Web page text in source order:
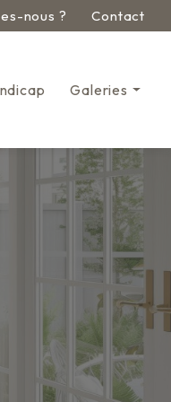
nous ? Contact
Galeries
pour
intérieur